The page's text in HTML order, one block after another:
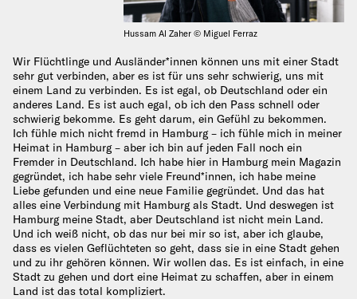
Hussam Al Zaher © Miguel Ferraz
Wir Flüchtlinge und Ausländer*innen können uns mit einer Stadt
sehr gut verbinden, aber es ist für uns sehr schwierig, uns mit
einem Land zu verbinden. Es ist egal, ob Deutschland oder ein
anderes Land. Es ist auch egal, ob ich den Pass schnell oder
schwierig bekomme. Es geht darum, ein Gefühl zu bekommen.
Ich fühle mich nicht fremd in Hamburg – ich fühle mich in meiner
Heimat in Hamburg – aber ich bin auf jeden Fall noch ein
Fremder in Deutschland. Ich habe hier in Hamburg mein Magazin
gegründet, ich habe sehr viele Freund*innen, ich habe meine
Liebe gefunden und eine neue Familie gegründet. Und das hat
alles eine Verbindung mit Hamburg als Stadt. Und deswegen ist
Hamburg meine Stadt, aber Deutschland ist nicht mein Land.
Und ich weiß nicht, ob das nur bei mir so ist, aber ich glaube,
dass es vielen Geflüchteten so geht, dass sie in eine Stadt gehen
und zu ihr gehören können. Wir wollen das. Es ist einfach, in eine
Stadt zu gehen und dort eine Heimat zu schaffen, aber in einem
Land ist das total kompliziert.